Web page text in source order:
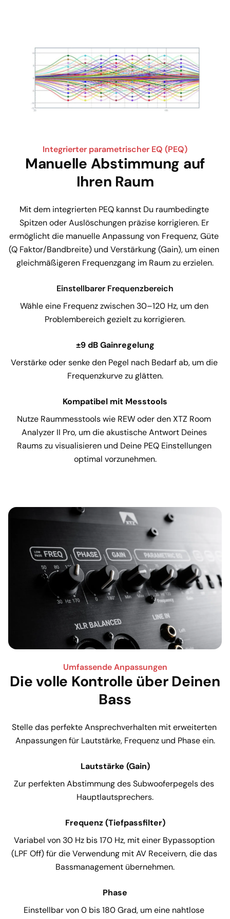
Integrierter parametrischer EQ (PEQ)
Manuelle Abstimmung auf
Ihren Raum
Mit dem integrierten PEQ kannst Du raumbedingte
Spitzen oder Auslöschungen präzise korrigieren. Er
ermöglicht die manuelle Anpassung von Frequenz, Güte
(Q Faktor/Bandbreite) und Verstärkung (Gain), um einen
gleichmäßigeren Frequenzgang im Raum zu erzielen.
Einstellbarer Frequenzbereich
Wähle eine Frequenz zwischen 30–120 Hz, um den
Problembereich gezielt zu korrigieren.
±9 dB Gainregelung
Verstärke oder senke den Pegel nach Bedarf ab, um die
Frequenzkurve zu glätten.
Kompatibel mit Messtools
Nutze Raummesstools wie REW oder den XTZ Room
Analyzer II Pro, um die akustische Antwort Deines
Raums zu visualisieren und Deine PEQ Einstellungen
optimal vorzunehmen.
Umfassende Anpassungen
Die volle Kontrolle über Deinen
Bass
Stelle das perfekte Ansprechverhalten mit erweiterten
Anpassungen für Lautstärke, Frequenz und Phase ein.
Lautstärke (Gain)
Zur perfekten Abstimmung des Subwooferpegels des
Hauptlautsprechers.
Frequenz (Tiefpassfilter)
Variabel von 30 Hz bis 170 Hz, mit einer Bypassoption
(LPF Off) für die Verwendung mit AV Receivern, die das
Bassmanagement übernehmen.
Phase
Einstellbar von 0 bis 180 Grad, um eine nahtlose